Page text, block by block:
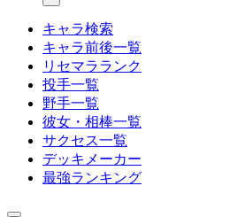
キャラ検索
キャラ前後一覧
リセマラランク
投手一覧
野手一覧
彼女・相棒一覧
サクセス一覧
デッキメーカー
最強ランキング